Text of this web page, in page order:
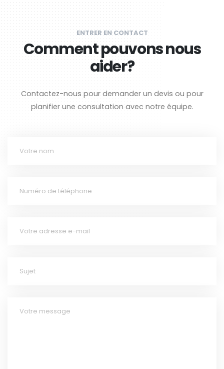
ENTRER EN CONTACT
Comment pouvons nous
aider?
Contactez-nous pour demander un devis ou pour
planifier une consultation avec notre équipe.